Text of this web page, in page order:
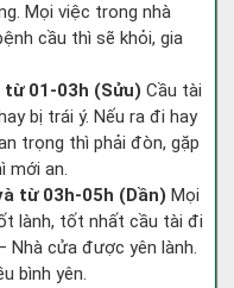
Mọi việc trong nhà
cầu thì sẽ khỏi, gia
01-03h (Sửu) Cầu tài
bị trái ý. Nếu ra đi hay
trọng thì phải đòn, gặp
mới an.
từ 03h-05h (Dần) Mọi
lành, tốt nhất cầu tài đi
Nhà cửa được yên lành.
bình yên.